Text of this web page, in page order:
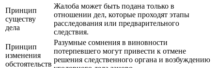
Принцип
существу
дела
Жалоба может быть подана только в
отношении дел, которые проходят этапы
расследования или предварительного
следствия.
Принцип
изменения
обстоятельств
Разумные сомнения в виновности
потерпевшего могут привести к отмене
решения следственного органа и возбуждению